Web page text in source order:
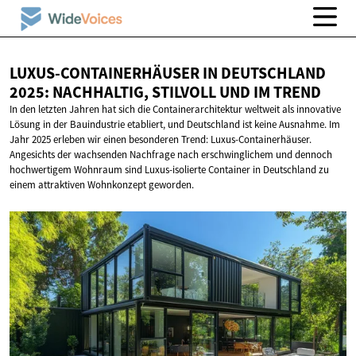
LUXUS-CONTAINERHÄUSER IN DEUTSCHLAND
2025: NACHHALTIG, STILVOLL UND IM TREND
In den letzten Jahren hat sich die Containerarchitektur weltweit als innovative
Lösung in der Bauindustrie etabliert, und Deutschland ist keine Ausnahme. Im
Jahr 2025 erleben wir einen besonderen Trend: Luxus-Containerhäuser.
Angesichts der wachsenden Nachfrage nach erschwinglichem und dennoch
hochwertigem Wohnraum sind Luxus-isolierte Container in Deutschland zu
einem attraktiven Wohnkonzept geworden.